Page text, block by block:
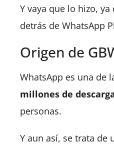
Y vaya que lo hizo, ya
detrás de WhatsApp
Origen de
WhatsApp es una de
millones de
personas.
Y aun así, se trata de